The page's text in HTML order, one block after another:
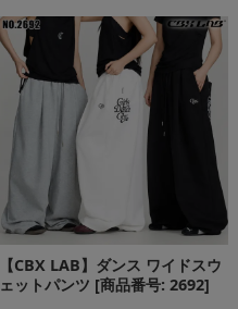
【CBX LAB】ダンス ワイドスウ
ェットパンツ [商品番号: 2692]